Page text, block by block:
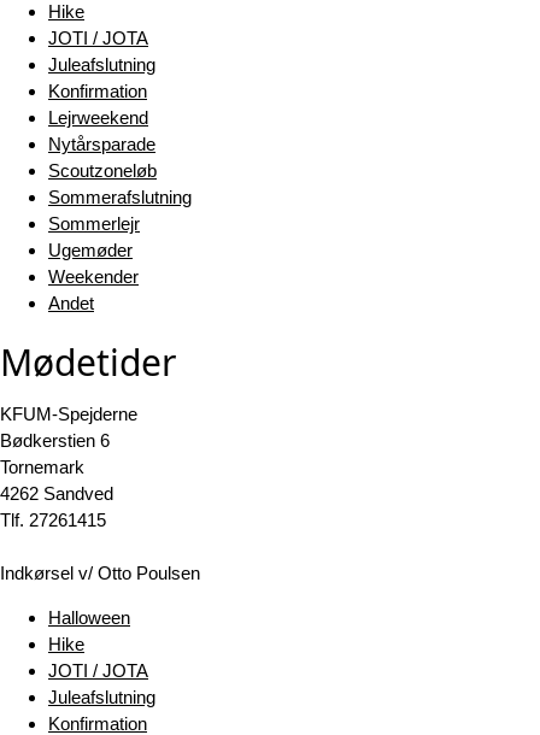
Hike
JOTI / JOTA
Juleafslutning
Konfirmation
Lejrweekend
Nytårsparade
Scoutzoneløb
Sommerafslutning
Sommerlejr
Ugemøder
Weekender
Andet
Mødetider
KFUM-Spejderne
Bødkerstien 6
Tornemark
4262 Sandved
Tlf. 27261415
Indkørsel v/ Otto Poulsen
Halloween
Hike
JOTI / JOTA
Juleafslutning
Konfirmation